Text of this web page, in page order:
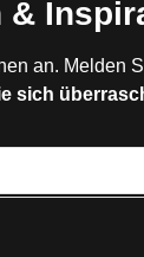
&
an. Melden
sich